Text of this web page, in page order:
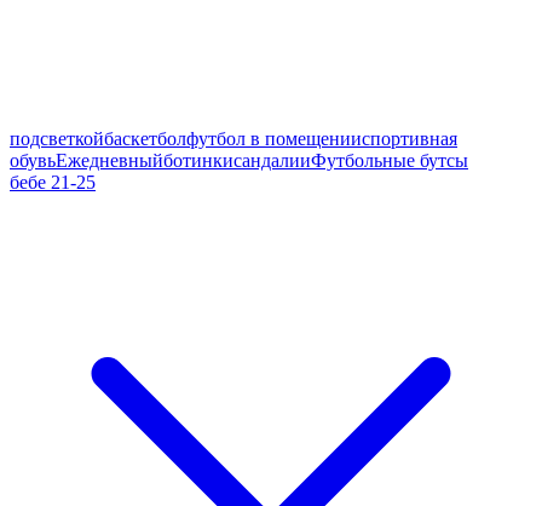
подсветкойбаскетболфутбол в помещенииспортивная
обувьЕжедневныйботинкисандалииФутбольные бутсы
бебе 21-25